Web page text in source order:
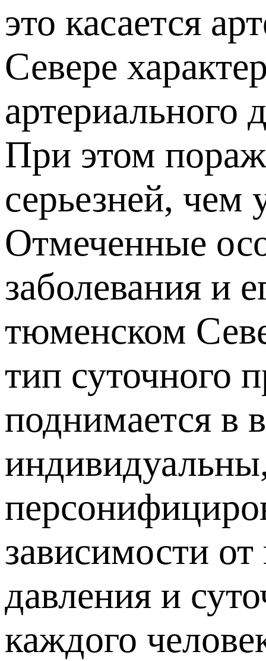
это касается
Севере
артериального
При этом
серьезней, чем
Отмеченные
заболевания и
тюменском
тип суточного
поднимается в
зависимости
давления и
каждого